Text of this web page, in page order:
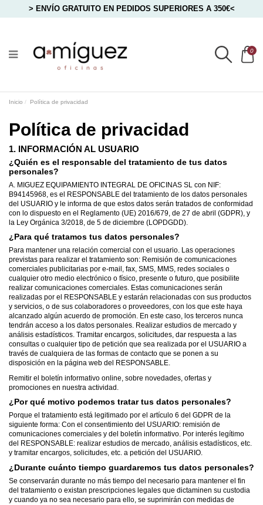
> ENVÍO GRATUITO EN PEDIDOS SUPERIORES A 350€<
0
Inicio Política de privacidad
Política de privacidad
1. INFORMACIÓN AL USUARIO
¿Quién es el responsable del tratamiento de tus datos
personales?
A. MIGUEZ EQUIPAMIENTO INTEGRAL DE OFICINAS SL con NIF:
B94145968, es el RESPONSABLE del tratamiento de los datos personales
del USUARIO y le informa de que estos datos serán tratados de conformidad
con lo dispuesto en el Reglamento (UE) 2016/679, de 27 de abril (GDPR), y
la Ley Orgánica 3/2018, de 5 de diciembre (LOPDGDD).
¿Para qué tratamos tus datos personales?
Para mantener una relación comercial con el usuario. Las operaciones
previstas para realizar el tratamiento son: Remisión de comunicaciones
comerciales publicitarias por e-mail, fax, SMS, MMS, redes sociales o
cualquier otro medio electrónico o físico, presente o futuro, que posibilite
realizar comunicaciones comerciales. Estas comunicaciones serán
realizadas por el RESPONSABLE y estarán relacionadas con sus productos
y servicios, o de sus colaboradores o proveedores, con los que este haya
alcanzado algún acuerdo de promoción. En este caso, los terceros nunca
tendrán acceso a los datos personales. Realizar estudios de mercado y
análisis estadísticos. Tramitar encargos, solicitudes, dar respuesta a las
consultas o cualquier tipo de petición que sea realizada por el USUARIO a
través de cualquiera de las formas de contacto que se ponen a su
disposición en la página web del RESPONSABLE.
Remitir el boletín informativo online, sobre novedades, ofertas y
promociones en nuestra actividad.
¿Por qué motivo podemos tratar tus datos personales?
Porque el tratamiento está legitimado por el artículo 6 del GDPR de la
siguiente forma: Con el consentimiento del USUARIO: remisión de
comunicaciones comerciales y del boletín informativo. Por interés legítimo
del RESPONSABLE: realizar estudios de mercado, análisis estadísticos, etc.
y tramitar encargos, solicitudes, etc. a petición del USUARIO.
¿Durante cuánto tiempo guardaremos tus datos personales?
Se conservarán durante no más tiempo del necesario para mantener el fin
del tratamiento o existan prescripciones legales que dictaminen su custodia
y cuando ya no sea necesario para ello, se suprimirán con medidas de